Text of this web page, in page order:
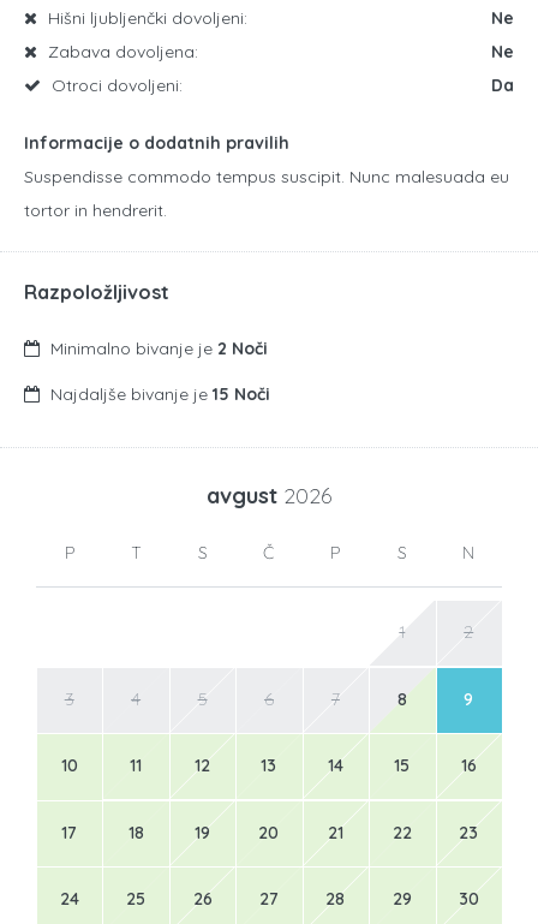
Hišni ljubljenčki dovoljeni:
Ne
Zabava dovoljena:
Ne
Otroci dovoljeni:
Da
Informacije o dodatnih pravilih
Suspendisse commodo tempus suscipit. Nunc malesuada eu
tortor in hendrerit.
Razpoložljivost
Minimalno bivanje je 2 Noči
Najdaljše bivanje je 15 Noči
avgust 2026
P T S Č P S N
1 2
3 4 5 6 7 8 9
10 11 12 13 14 15 16
17 18 19 20 21 22 23
24 25 26 27 28 29 30